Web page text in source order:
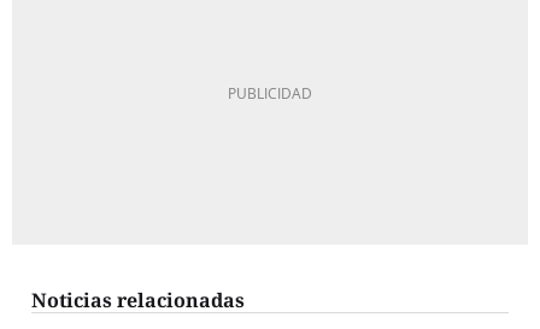
Noticias relacionadas